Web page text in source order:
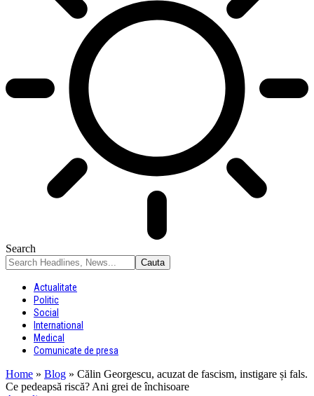
Search
Actualitate
Politic
Social
International
Medical
Comunicate de presa
Home » Blog » Călin Georgescu, acuzat de fascism, instigare și fals.
Ce pedeapsă riscă? Ani grei de închisoare